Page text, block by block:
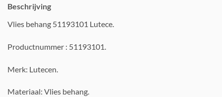
Beschrijving
Vlies behang 51193101 Lutece.
Productnummer : 51193101.
Merk: Lutecen.
Materiaal: Vlies behang.